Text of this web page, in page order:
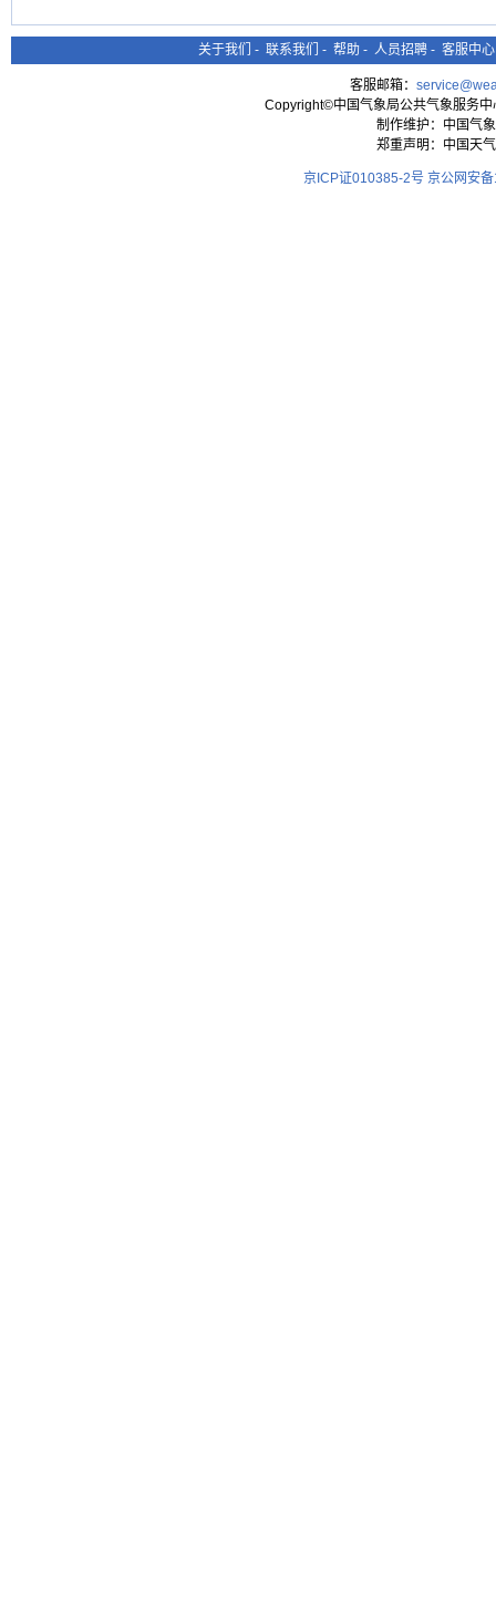
关于我们 - 联系我们 - 帮助 - 人员招聘 - 客服中心
客服邮箱：
Copyright©中国气象局公共气象服务
制作维护：中国气
郑重声明：中国天
京ICP证010385-2号 京公网安